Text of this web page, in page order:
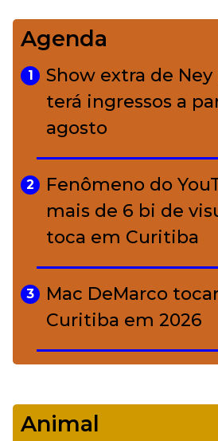
4
Bolsas de palha e
charme rústico
conquistou o luxo
A ciência por trás
função de cada
Agenda
1
Show extra de
terá ingressos a
agosto
2
Fenômeno do
mais de 6 bi de
toca em Curitiba
3
Mac DeMarco
Curitiba em 2026
Camerata tem
diverso a partir de
Animal